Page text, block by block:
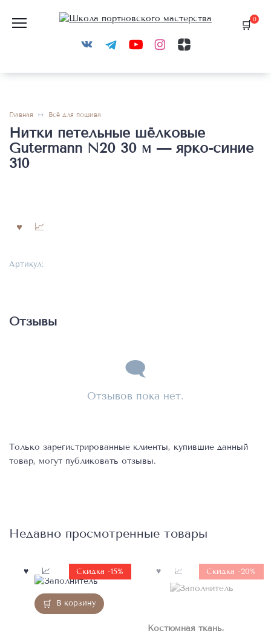
содержанию
0
Главная Всё для пошива
Нитки петельные шёлковые
Gutermann N20 30 м — ярко-синие
310
Артикул:
Отзывы
Отзывов пока нет.
Только зарегистрированные клиенты, купившие данный
товар, могут публиковать отзывы.
Недавно просмотренные товары
В корзину
Скидка -15%
Нет в
наличииСкидка -20%
Костюмная ткань,